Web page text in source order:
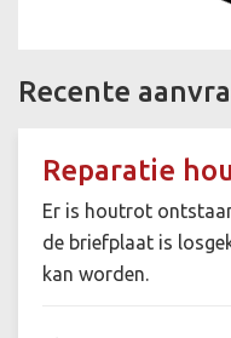
Recente
Reparatie
Er is houtrot
de briefplaat is
kan worden.